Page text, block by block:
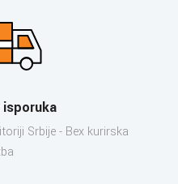
Srbije - Bex kurirska